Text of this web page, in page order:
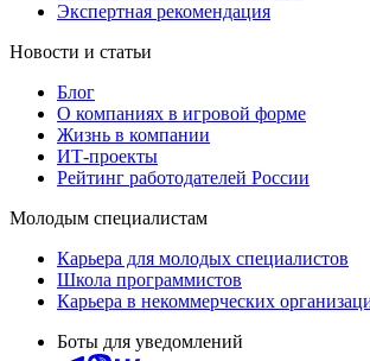
Экспертная рекомендация
Новости и статьи
Блог
О компаниях в игровой форме
Жизнь в компании
ИТ-проекты
Рейтинг работодателей России
Молодым специалистам
Карьера для молодых специалистов
Школа программистов
Карьера в некоммерческих
Боты для уведомлений